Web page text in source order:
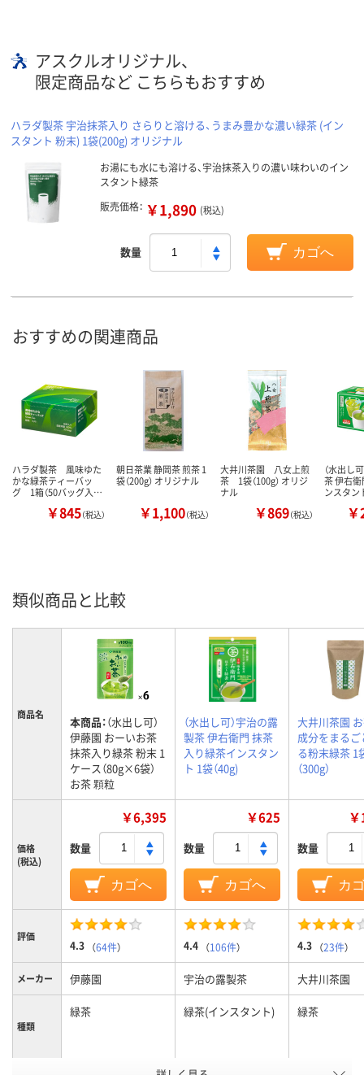
アスクルオリジナル、
限定商品など こちらもおすすめ
ハラダ製茶 宇治抹茶入り さらりと溶ける、うまみ豊かな濃い緑茶 (イン
スタント 粉末) 1袋(200g) オリジナル
お湯にも水にも溶ける、宇治抹茶入りの濃い味わいのイン
スタント緑茶
販売価格： ￥1,890 (税込)
数量 カゴへ
おすすめの関連商品
ハラダ製茶 風味ゆた
かな緑茶ティーバッ
グ 1箱（50バッグ入…
￥845（税込）
朝日茶業 静岡茶 煎茶 1
袋（200g） オリジナル
￥1,100（税込）
大井川茶園 八女上煎
茶 1袋（100g） オリジ
ナル
￥869（税込）
（水出し
茶 伊右
ンスタ
類似商品と比較
商品名 本商品：（水出し可）
伊藤園 おーいお茶
抹茶入り緑茶 粉末 1
ケース（80g×6袋）
お茶 顆粒
（水出し可）宇治の露
製茶 伊右衛門 抹茶
入り緑茶インスタン
ト 1袋（40g)
大井川茶園
成分をまる
る粉末緑茶 1
（300g）
価格
(税込)
￥6,395
数量
カゴへ
￥625
数量
カゴへ
数量
カ
評価
4.3 （64件） 4.4 （106件） 4.3 （23件）
メーカー 伊藤園 宇治の露製茶 大井川茶園
種類
緑茶 緑茶(インスタント) 緑茶